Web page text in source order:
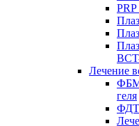
Лечение
ФБМ
геля
ФДТ